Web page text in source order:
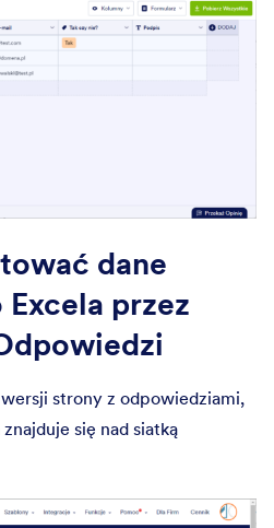
dane
przez
strony z odpowiedziami,
się nad siatką